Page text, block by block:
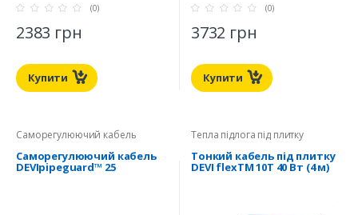
(0)
2383 грн
Купити
(0)
3732 грн
Купити
Саморегулюючий кабель
Саморегулюючий кабель
DEVIpipeguard™ 25
Тепла підлога під плитку
Тонкий кабель під плитку
DEVI flexTM 10T 40 Вт (4 м)